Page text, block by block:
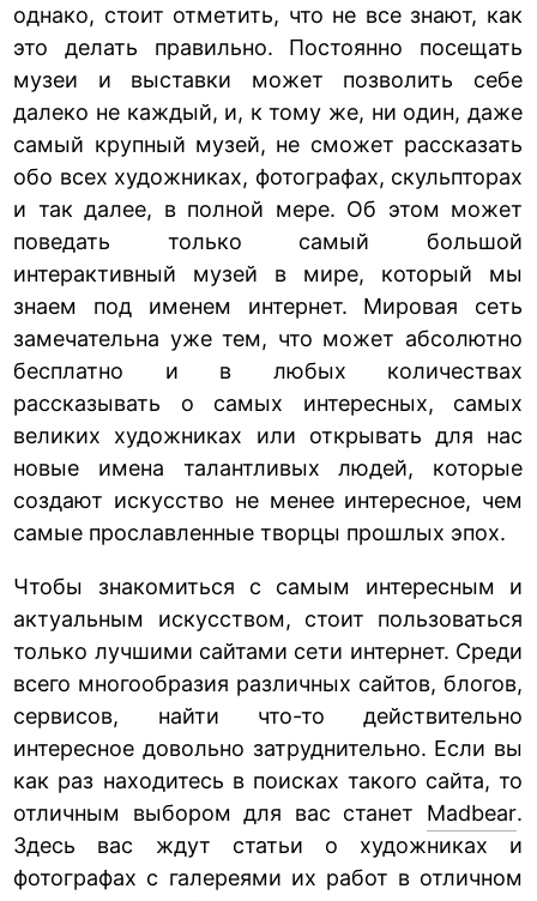
однако, стоит отметить, что не все знают, как
это делать правильно. Постоянно посещать
музеи и выставки может позволить себе
далеко не каждый, и, к тому же, ни один, даже
самый крупный музей, не сможет рассказать
обо всех художниках, фотографах, скульпторах
и так далее, в полной мере. Об этом может
поведать только самый большой
интерактивный музей в мире, который мы
знаем под именем интернет. Мировая сеть
замечательна уже тем, что может абсолютно
бесплатно и в любых количествах
рассказывать о самых интересных, самых
великих художниках или открывать для нас
новые имена талантливых людей, которые
создают искусство не менее интересное, чем
самые прославленные творцы прошлых эпох.
Чтобы знакомиться с самым интересным и
актуальным искусством, стоит пользоваться
только лучшими сайтами сети интернет. Среди
всего многообразия различных сайтов, блогов,
сервисов, найти что-то действительно
интересное довольно затруднительно. Если вы
как раз находитесь в поисках такого сайта, то
отличным выбором для вас станет Madbear.
Здесь вас ждут статьи о художниках и
фотографах с галереями их работ в отличном